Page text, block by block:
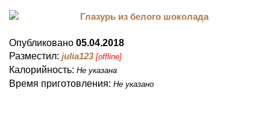
Опубликовано 05.04.2018
Разместил: julia123 [offline]
Калорийность: Не указана
Время приготовления: Не указано